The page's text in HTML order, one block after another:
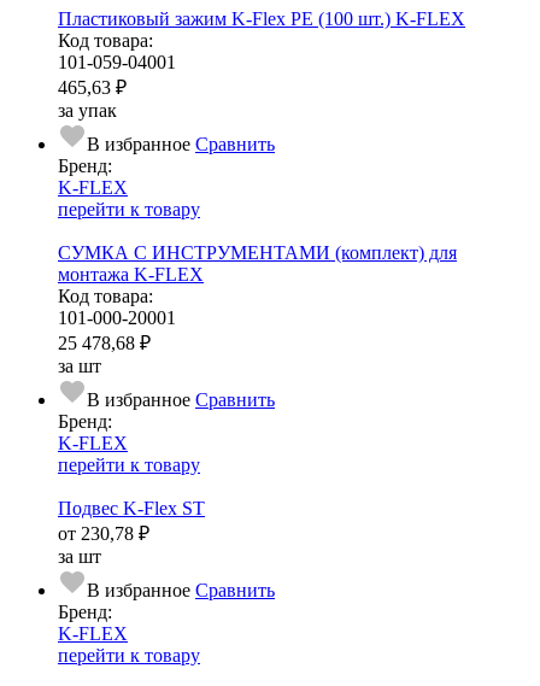
Пластиковый зажим K-Flex PE (100 шт.) K-FLEX
Код товара:
101-059-04001
465,63 ₽
за упак
В избранное Сравнить
Бренд:
K-FLEX
перейти к товару
СУМКА С ИНСТРУМЕНТАМИ (комплект) для
монтажа K-FLEX
Код товара:
101-000-20001
25 478,68 ₽
за шт
В избранное Сравнить
Бренд:
K-FLEX
перейти к товару
Подвес K-Flex ST
от 230,78 ₽
за шт
В избранное Сравнить
Бренд:
K-FLEX
перейти к товару